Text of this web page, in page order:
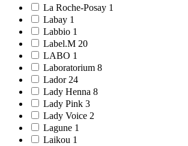
La Roche-Posay 1
Labay 1
Labbio 1
Label.M 20
LABO 1
Laboratorium 8
Lador 24
Lady Henna 8
Lady Pink 3
Lady Voice 2
Lagune 1
Laikou 1